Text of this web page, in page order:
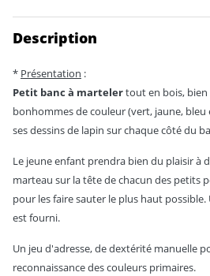
Description
* Présentation :
Petit banc à martelertout en bois, bien
bonhommes de couleur (vert, jaune,
ses dessins de lapin sur chaque côté du
Le jeune enfant prendra bien du plaisir à
marteau sur la tête de chacun des petits
pour les faire sauter le plus haut
est fourni.
Un jeu d'adresse, de dextérité manuelle
reconnaissance des couleurs primaires.